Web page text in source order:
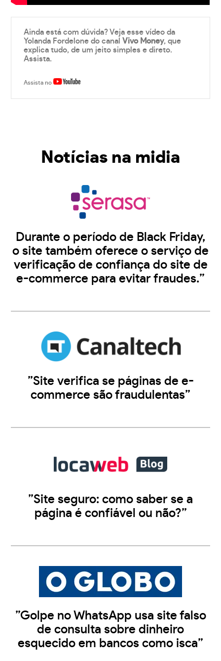
Ainda está com dúvida? Veja esse vídeo da
Yolanda Fordelone do canalVivo Money, que
explica tudo, de um jeito simples e direto.
Assista.
Assista no
Notícias na midia
Durante o período de Black Friday,
o site também oferece o serviço de
verificação de confiança do site de
e-commerce para evitar fraudes.”
”Site verifica se páginas de e-
commerce são fraudulentas”
”Site seguro: como saber se a
página é confiável ou não?”
”Golpe no WhatsApp usa site falso
de consulta sobre dinheiro
esquecido em bancos como isca”